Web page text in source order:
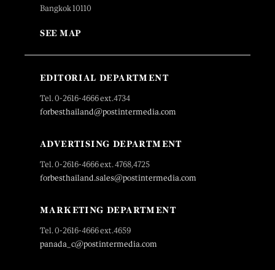
Bangkok 10110
SEE MAP
EDITORIAL DEPARTMENT
Tel. 0-2616-4666 ext.4734
forbesthailand@postintermedia.com
ADVERTISING DEPARTMENT
Tel. 0-2616-4666 ext. 4768,4725
forbesthailand.sales@postintermedia.com
MARKETING DEPARTMENT
Tel. 0-2616-4666 ext.4659
panada_c@postintermedia.com